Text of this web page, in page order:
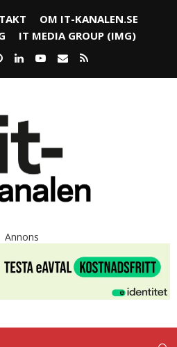
OM IT-KANALEN.SE
IT MEDIA GROUP (IMG)
Annons